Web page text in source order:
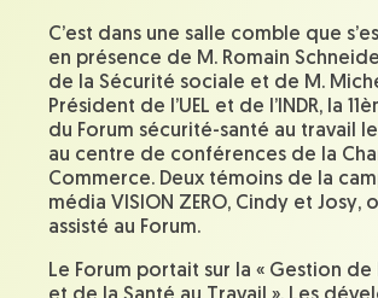
C’est dans une salle comble que
en présence de M. Romain
de la Sécurité sociale et de M.
Président de l’UEL et de l’INDR, la
du Forum sécurité-santé au travail
au centre de conférences de la
Commerce. Deux témoins de la
média VISION ZERO, Cindy et Josy,
assisté au Forum.
Le Forum portait sur la « Gestion de